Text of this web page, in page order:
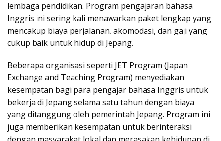
lembaga pendidikan. Program pengajaran bahasa
Inggris ini sering kali menawarkan paket lengkap yang
mencakup biaya perjalanan, akomodasi, dan gaji yang
cukup baik untuk hidup di Jepang.
Beberapa organisasi seperti JET Program (Japan
Exchange and Teaching Program) menyediakan
kesempatan bagi para pengajar bahasa Inggris untuk
bekerja di Jepang selama satu tahun dengan biaya
yang ditanggung oleh pemerintah Jepang. Program ini
juga memberikan kesempatan untuk berinteraksi